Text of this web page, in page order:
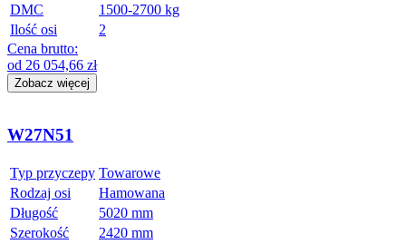
DMC
1500-2700 kg
Ilość osi
2
Cena brutto:
od 26 054,66 zł
Zobacz więcej
W27N51
Typ przyczepy Towarowe
Rodzaj osi
Hamowana
Długość
5020 mm
Szerokość
2420 mm